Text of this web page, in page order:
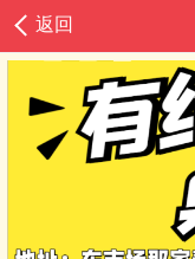
返回